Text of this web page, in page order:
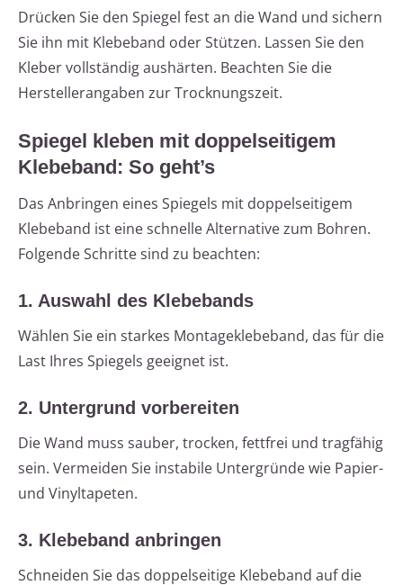
Drücken Sie den Spiegel fest an die Wand und sichern
Sie ihn mit Klebeband oder Stützen. Lassen Sie den
Kleber vollständig aushärten. Beachten Sie die
Herstellerangaben zur Trocknungszeit.
Spiegel kleben mit doppelseitigem
Klebeband: So geht’s
Das Anbringen eines Spiegels mit doppelseitigem
Klebeband ist eine schnelle Alternative zum Bohren.
Folgende Schritte sind zu beachten:
1. Auswahl des Klebebands
Wählen Sie ein starkes Montageklebeband, das für die
Last Ihres Spiegels geeignet ist.
2. Untergrund vorbereiten
Die Wand muss sauber, trocken, fettfrei und tragfähig
sein. Vermeiden Sie instabile Untergründe wie Papier-
und Vinyltapeten.
3. Klebeband anbringen
Schneiden Sie das doppelseitige Klebeband auf die